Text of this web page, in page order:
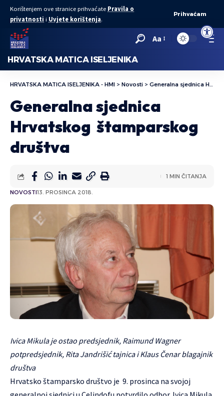
Open
Korištenjem ove stranice prihvaćate Pravila o
privatnosti i Uvjete korištenja.
Prihvaćam
Aa
HRVATSKA MATICA ISELJENIKA
HRVATSKA MATICA ISELJENIKA - HMI > Novosti > Generalna sjednica Hrvatskog štamparskog društva
Generalna sjednica
Hrvatskog štamparskog
društva
NOVOSTI13. PROSINCA 2018.
1 MIN ČITANJA
Ivica Mikula je ostao predsjednik, Raimund Wagner
potpredsjednik, Rita Jandrišić tajnica i Klaus Čenar blagajnik
društva
Hrvatsko štamparsko društvo je 9. prosinca na svojoj